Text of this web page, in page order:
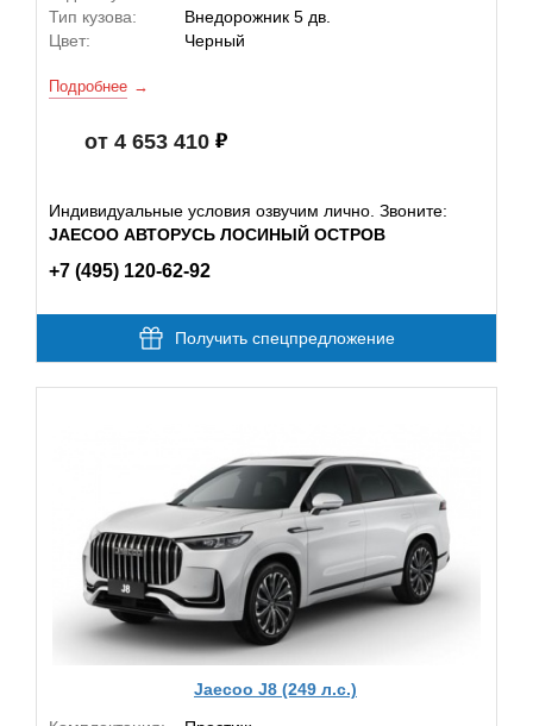
Тип кузова:
Внедорожник 5 дв.
Цвет:
Черный
Подробнее
от 4 653 410
Индивидуальные условия озвучим лично. Звоните:
JAECOO АВТОРУСЬ ЛОСИНЫЙ ОСТРОВ
+7 (495) 120-62-92
Получить спецпредложение
Jaecoo J8 (249 л.с.)